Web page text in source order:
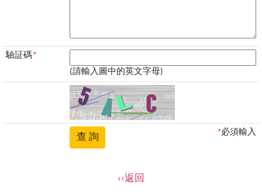
驗証碼*
(請輸入圖中的英文字母)
*必須輸入
‹‹返回